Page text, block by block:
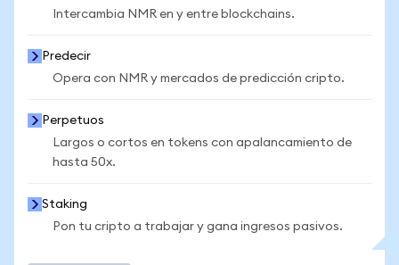
Intercambia NMR en y entre blockchains.
Predecir
Opera con NMR y mercados de predicción cripto.
Perpetuos
Largos o cortos en tokens con apalancamiento de
hasta 50x.
Staking
Pon tu cripto a trabajar y gana ingresos pasivos.